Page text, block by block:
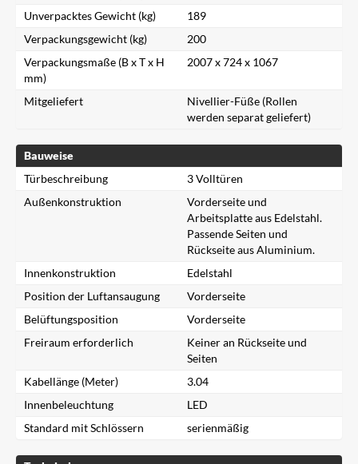
Unverpacktes Gewicht (kg)
189
Verpackungsgewicht (kg)
200
Verpackungsmaße (B x T x H
mm)
2007 x 724 x 1067
Mitgeliefert
Nivellier-Füße (Rollen
werden separat geliefert)
Bauweise
Türbeschreibung
3 Volltüren
Außenkonstruktion
Vorderseite und
Arbeitsplatte aus Edelstahl.
Passende Seiten und
Rückseite aus Aluminium.
Innenkonstruktion
Edelstahl
Position der Luftansaugung
Vorderseite
Belüftungsposition
Vorderseite
Freiraum erforderlich
Keiner an Rückseite und
Seiten
Kabellänge (Meter)
3.04
Innenbeleuchtung
LED
Standard mit Schlössern
serienmäßig